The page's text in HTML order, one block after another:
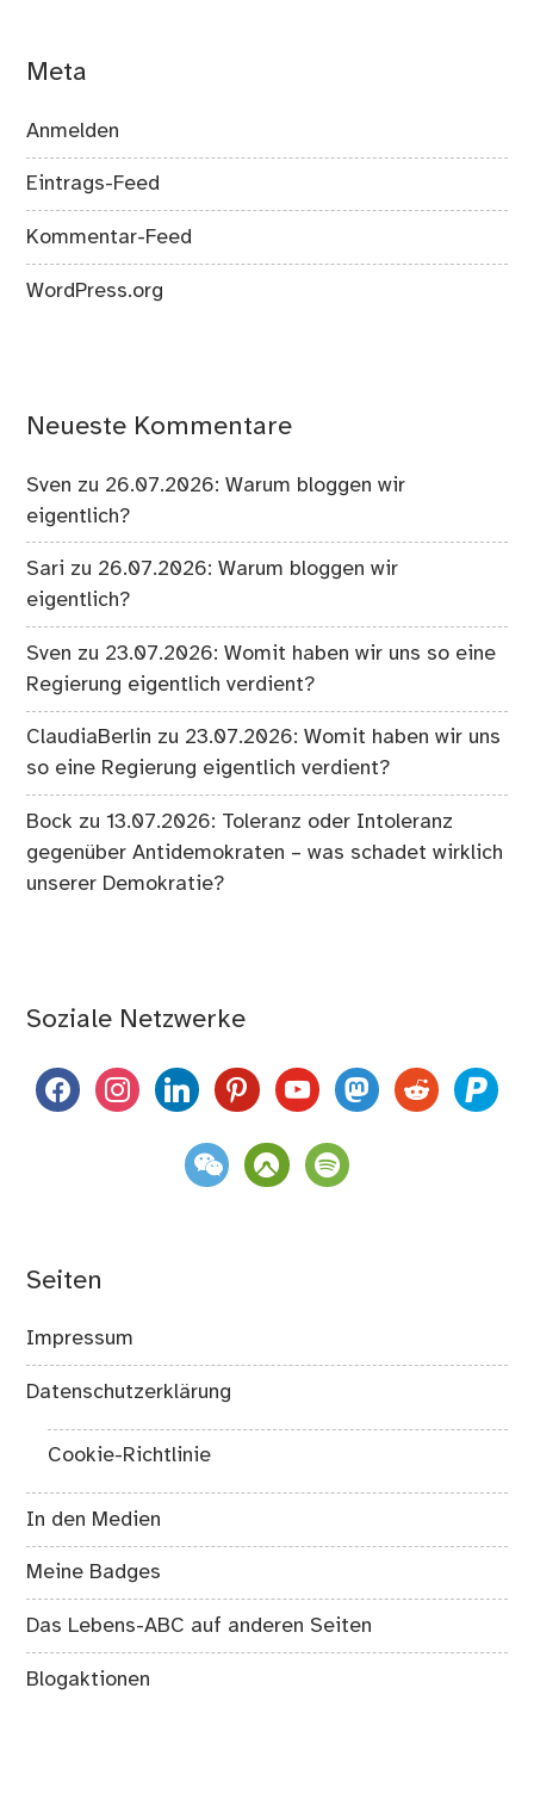
Meta
Anmelden
Eintrags-Feed
Kommentar-Feed
WordPress.org
Neueste Kommentare
Sven zu 26.07.2026: Warum bloggen wir
eigentlich?
Sari zu 26.07.2026: Warum bloggen wir
eigentlich?
Sven zu 23.07.2026: Womit haben wir uns so eine
Regierung eigentlich verdient?
ClaudiaBerlin zu 23.07.2026: Womit haben wir uns
so eine Regierung eigentlich verdient?
Bock zu13.07.2026: Toleranz oder Intoleranz
gegenüber Antidemokraten – was schadet wirklich
unserer Demokratie?
Soziale Netzwerke
facebookinstagramlinkedinpinterestyoutubemastodon
reddit paypal
weixin komootspotify
Seiten
Impressum
Datenschutzerklärung
Cookie-Richtlinie
In den Medien
Meine Badges
Das Lebens-ABC auf anderen Seiten
Blogaktionen